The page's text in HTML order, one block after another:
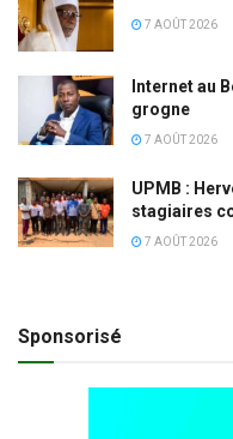
7 AOÛT 2026
Internet au
grogne
7 AOÛT 2026
UPMB :
stagiaires
7 AOÛT 2026
Sponsorisé